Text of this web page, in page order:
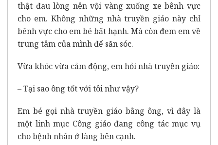
thật đau lòng nên vội vàng xuống xe bênh vực
cho em. Không những nhà truyền giáo này chỉ
bênh vực cho em bé bất hạnh. Mà còn đem em về
trung tâm của mình để săn sóc.
Vừa khóc vừa cảm động, em hỏi nhà truyền giáo:
– Tại sao ông tốt với tôi như vậy?
Em bé gọi nhà truyền giáo bằng ông, vì đây là
một linh mục Công giáo đang công tác mục vụ
cho bệnh nhân ở làng bên cạnh.